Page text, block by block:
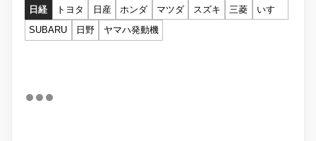
日経 トヨタ 日産 ホンダ マツダ スズキ 三菱
いすゞ
SUBARU
日野 ヤマハ発動機